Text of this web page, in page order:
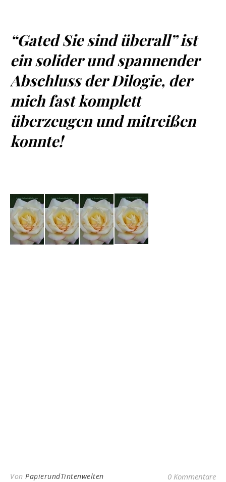
“Gated Sie sind überall” ist
ein solider und spannender
Abschluss der Dilogie, der
mich fast komplett
überzeugen und mitreißen
konnte!
Von PapierundTintenwelten 0 Kommentare